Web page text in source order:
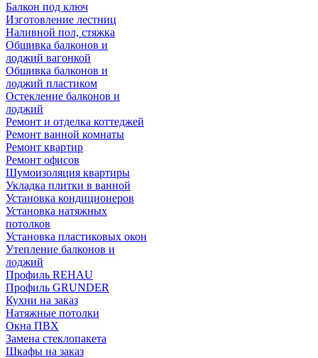
Балкон под ключ
Изготовление лестниц
Наливной пол, стяжка
Обшивка балконов и
лоджий вагонкой
Обшивка балконов и
лоджий пластиком
Остекление балконов и
лоджий
Ремонт и отделка коттеджей
Ремонт ванной комнаты
Ремонт квартир
Ремонт офисов
Шумоизоляция квартиры
Укладка плитки в ванной
Установка кондиционеров
Установка натяжных
потолков
Установка пластиковых окон
Утепление балконов и
лоджий
Профиль REHAU
Профиль GRUNDER
Кухни на заказ
Натяжные потолки
Окна ПВХ
Замена стеклопакета
Шкафы на заказ